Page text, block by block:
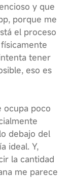
y que
porque me
el proceso
tener
eso es
ocupa poco
debajo del
ideal. Y,
la cantidad
me parece